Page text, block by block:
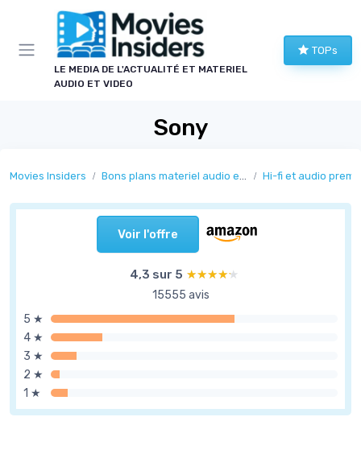
LE MEDIA DE L'ACTUALITÉ ET MATERIEL
AUDIO ET VIDEO
TOPs
Sony
Movies Insiders Bons plans materiel audio et video Hi-fi et audio
Voir l'offre
4,3 sur 5 ★★★★★
★★★★★
15555 avis
5 ★
4 ★
3 ★
2 ★
1 ★
Panneau de gestion des cookies